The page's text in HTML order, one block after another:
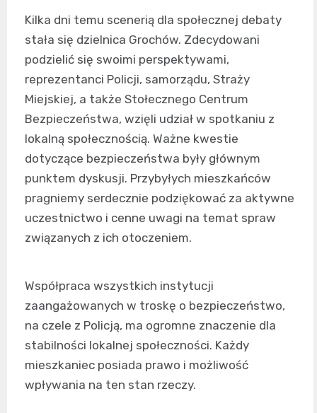
Kilka dni temu scenerią dla społecznej debaty
stała się dzielnica Grochów. Zdecydowani
podzielić się swoimi perspektywami,
reprezentanci Policji, samorządu, Straży
Miejskiej, a także Stołecznego Centrum
Bezpieczeństwa, wzięli udział w spotkaniu z
lokalną społecznością. Ważne kwestie
dotyczące bezpieczeństwa były głównym
punktem dyskusji. Przybyłych mieszkańców
pragniemy serdecznie podziękować za aktywne
uczestnictwo i cenne uwagi na temat spraw
związanych z ich otoczeniem.
Współpraca wszystkich instytucji
zaangażowanych w troskę o bezpieczeństwo,
na czele z Policją, ma ogromne znaczenie dla
stabilności lokalnej społeczności. Każdy
mieszkaniec posiada prawo i możliwość
wpływania na ten stan rzeczy.